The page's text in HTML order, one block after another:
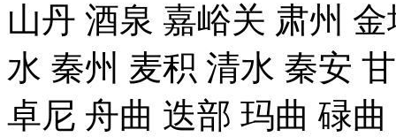
山丹 酒泉 嘉峪关 肃州
水 秦州 麦积 清水 秦安
卓尼 舟曲 迭部 玛曲 碌